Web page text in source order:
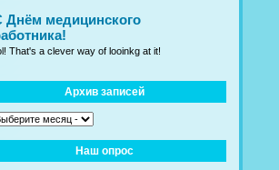
Днём медицинского
That's a clever way of looinkg at it!
Архив записей
Наш опрос